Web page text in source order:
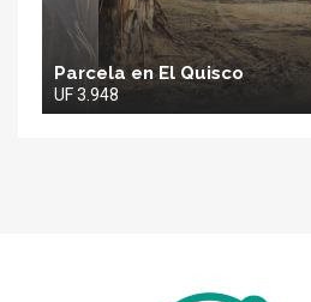
Parcela en El Quisco
UF 3.948